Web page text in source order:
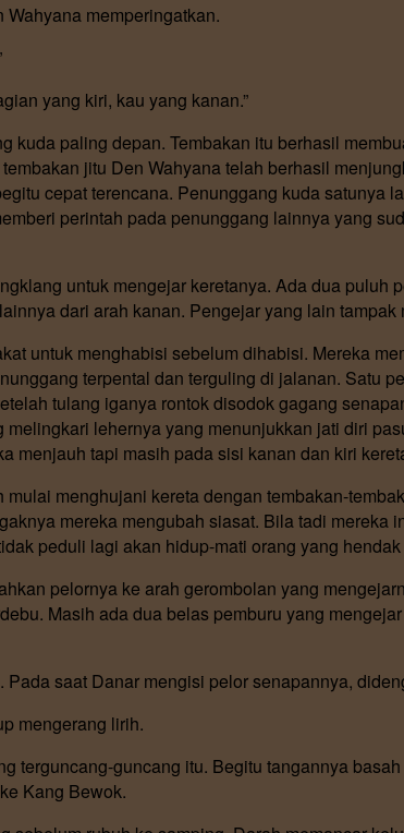
Wahyana memperingatkan.
yang kiri, kau yang kanan.”
kuda paling depan. Tembakan itu berhasil
jitu Den Wahyana telah berhasil
cepat terencana. Penunggang kuda satunya
perintah pada penunggang lainnya yang
untuk mengejar keretanya. Ada dua puluh
dari arah kanan. Pengejar yang lain tampak
untuk menghabisi sebelum dihabisi. Mereka
terpental dan terguling di jalanan. Satu
tulang iganya rontok disodok gagang
lehernya yang menunjukkan jati diri
menjauh tapi masih pada sisi kanan dan kiri
menghujani kereta dengan tembakan-
mereka mengubah siasat. Bila tadi mereka
peduli lagi akan hidup-mati orang yang
pelornya ke arah gerombolan yang
Masih ada dua belas pemburu yang
saat Danar mengisi pelor senapannya,
mengerang lirih.
terguncang-guncang itu. Begitu tangannya
Kang Bewok.